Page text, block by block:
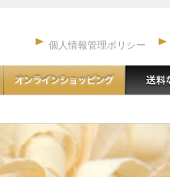
個人情報管理ポリシー